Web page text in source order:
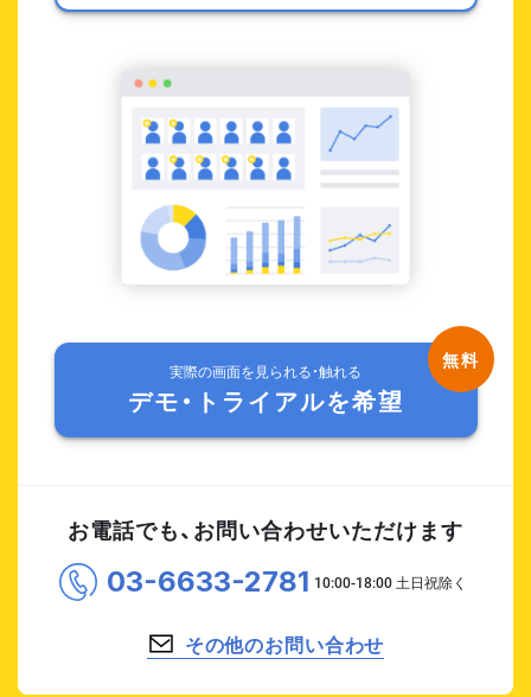
実際の画面を見られる・触れる
デモ・トライアルを希望
お電話でも、お問い合わせいただけます
03-6633-2781
その他のお問い合わせ